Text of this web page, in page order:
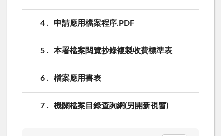
4 申請應用檔案程序.PDF
5 本署檔案閱覽抄錄複製收費標準表
6 檔案應用書表
7 機關檔案目錄查詢網(另開新視窗)